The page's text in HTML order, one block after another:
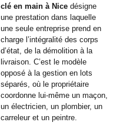
clé en main à Nice désigne
une prestation dans laquelle
une seule entreprise prend en
charge l’intégralité des corps
d’état, de la démolition à la
livraison. C’est le modèle
opposé à la gestion en lots
séparés, où le propriétaire
coordonne lui-même un maçon,
un électricien, un plombier, un
carreleur et un peintre.